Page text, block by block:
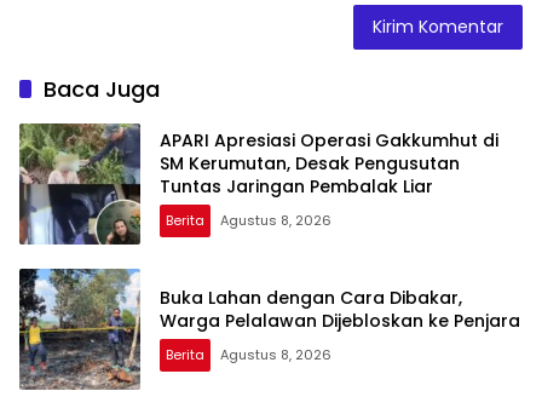
Baca Juga
APARI Apresiasi Operasi Gakkumhut di
SM Kerumutan, Desak Pengusutan
Tuntas Jaringan Pembalak Liar
Berita Agustus 8, 2026
Buka Lahan dengan Cara Dibakar,
Warga Pelalawan Dijebloskan ke Penjara
Berita Agustus 8, 2026